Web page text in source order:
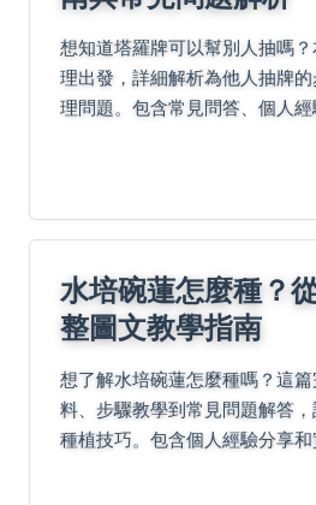
想知道塔羅牌可以幫別人抽嗎
理出發，詳細解析為他人抽牌
理問題。包含常見問答、個人
水培碗蓮怎麼種？
整圖文教學指南
想了解水培碗蓮怎麼種嗎？這
料、步驟教學到常見問題解答
種植技巧。包含個人經驗分享